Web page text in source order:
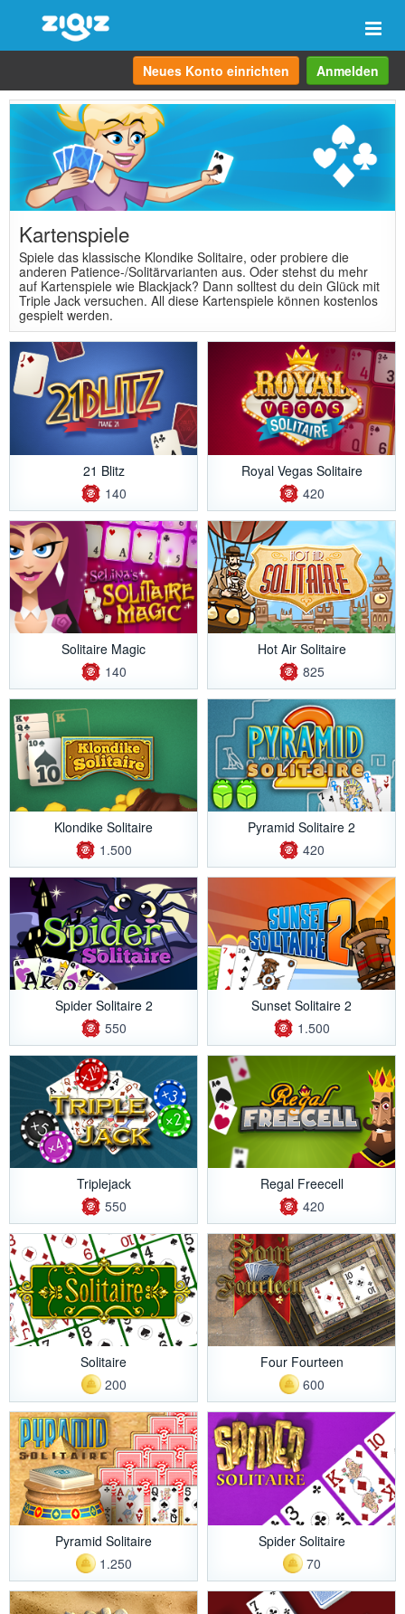
Neues Konto einrichten Anmelden
Kartenspiele
Spiele das klassische Klondike Solitaire, oder probiere die
anderen Patience-/Solitärvarianten aus. Oder stehst du mehr
auf Kartenspiele wie Blackjack? Dann solltest du dein Glück mit
Triple Jack versuchen. All diese Kartenspiele können kostenlos
gespielt werden.
21 Blitz
140
Royal Vegas Solitaire
420
Solitaire Magic
140
Hot Air Solitaire
825
Klondike Solitaire
1.500
Pyramid Solitaire 2
420
Spider Solitaire 2
550
Sunset Solitaire 2
1.500
Triplejack
550
Regal Freecell
420
Solitaire
200
Four Fourteen
600
Pyramid Solitaire
1.250
Spider Solitaire
70